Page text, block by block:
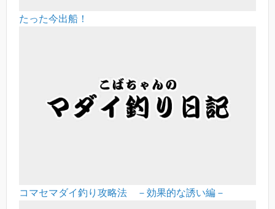
たった今出船！
コマセマダイ釣り攻略法 －効果的な誘い編－